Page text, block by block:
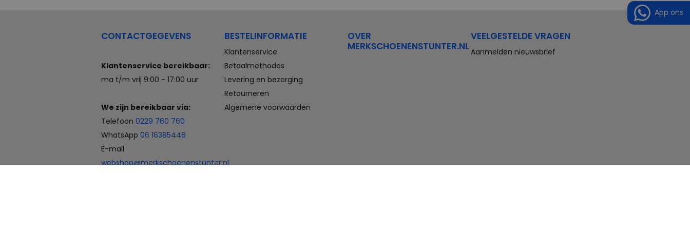
Compleet aanbod outlet
Veterschoenen, sneakers,
slippers, sandalen, instappers,
heren. En laarzen, enkellaarzen,
van Merkschoenenstunter.
CONTACTGEGEVENS
Klantenservice bereikbaar:
ma t/m vrij 9:00 - 17:00 uur
We zijn bereikbaar via:
Telefoon 0229 760 760
WhatsApp 06 16385446
E-mail
webshop@merkschoenenstunter.nl
BESTELINFORMATIE
Klantenservice
Betaalmethodes
Levering en bezorging
Retourneren
Algemene voorwaarden
OVER
MERKSCHOENENSTUNTER.NL
VEELGESTELDE VRAGEN
Aanmelden nieuwsbrief
App ons